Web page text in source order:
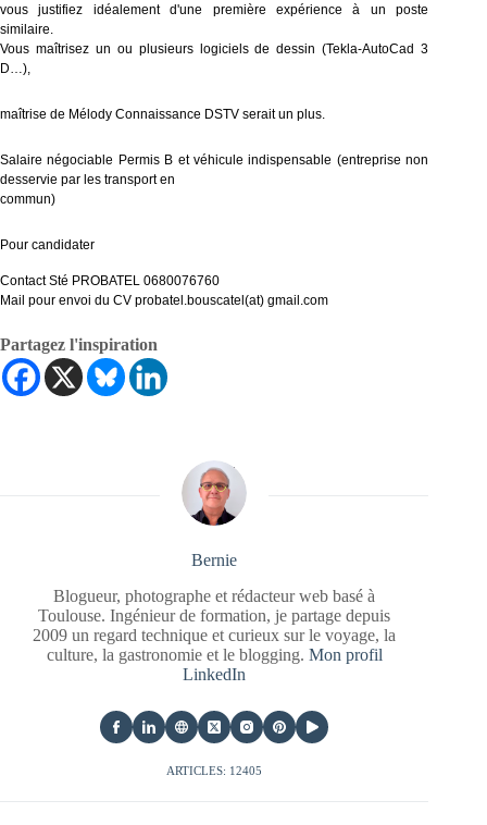
vous justifiez idéalement d'une première expérience à un poste
similaire.
Vous maîtrisez un ou plusieurs logiciels de dessin (Tekla-AutoCad 3
D…),
maîtrise de Mélody Connaissance DSTV serait un plus.
Salaire négociable Permis B et véhicule indispensable (entreprise non
desservie par les transport en
commun)
Pour candidater
Contact Sté PROBATEL 0680076760
Mail pour envoi du CV probatel.bouscatel(at) gmail.com
Partagez l'inspiration
Bernie
Blogueur, photographe et rédacteur web basé à
Toulouse. Ingénieur de formation, je partage depuis
2009 un regard technique et curieux sur le voyage, la
culture, la gastronomie et le blogging. Mon profil
LinkedIn
ARTICLES: 12405